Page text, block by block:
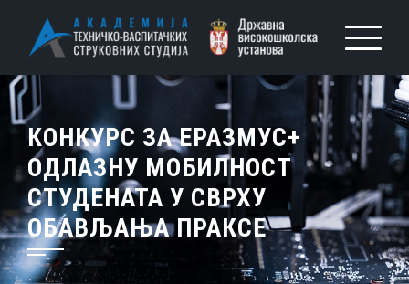
КОНКУРС ЗА ЕРАЗМУС+
ОДЛАЗНУ МОБИЛНОСТ
СТУДЕНАТА У СВРХУ
ОБАВЉАЊА ПРАКСЕ